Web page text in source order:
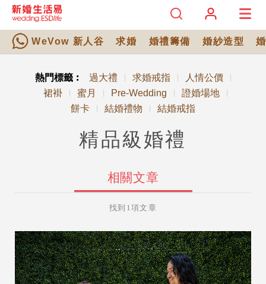
WeVow 新人谷 求婚 婚禮籌備 婚紗造型
熱門標籤︰ 過大禮 求婚戒指 人情公價
裙褂 蜜月 Pre-Wedding 證婚場地
餅卡 結婚禮物 結婚戒指
精品級婚禮
相關文章
找到1項文章